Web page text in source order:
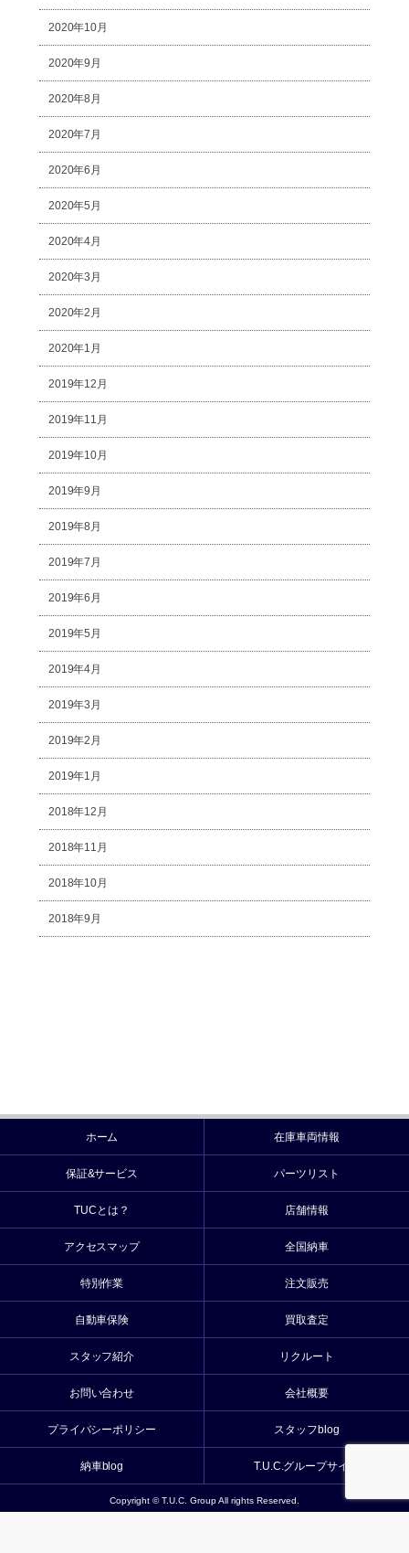
2020年10月
2020年9月
2020年8月
2020年7月
2020年6月
2020年5月
2020年4月
2020年3月
2020年2月
2020年1月
2019年12月
2019年11月
2019年10月
2019年9月
2019年8月
2019年7月
2019年6月
2019年5月
2019年4月
2019年3月
2019年2月
2019年1月
2018年12月
2018年11月
2018年10月
2018年9月
ホーム 在庫車両情報
保証&サービス パーツリスト
TUCとは？ 店舗情報
アクセスマップ 全国納車
特別作業 注文販売
自動車保険 買取査定
スタッフ紹介 リクルート
お問い合わせ 会社概要
プライバシーポリシー スタッフblog
納車blog T.U.C.グループサイト
Copyright © T.U.C. Group All rights Reserved.